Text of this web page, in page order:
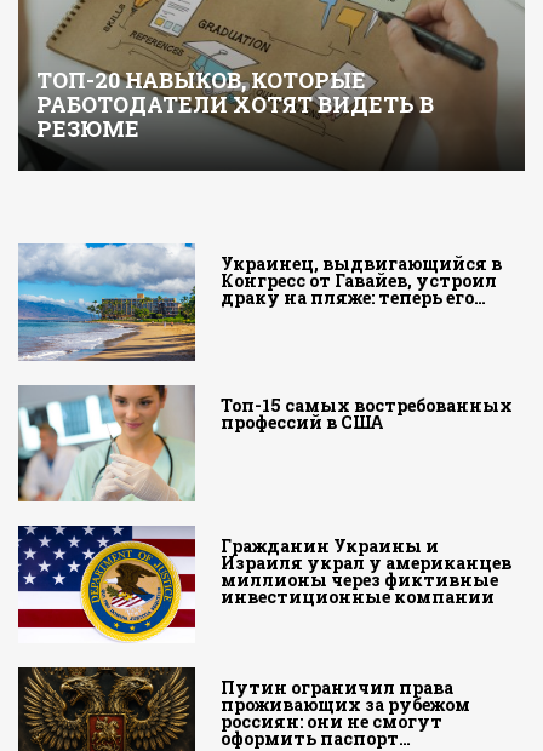
ТОП-20 НАВЫКОВ, КОТОРЫЕ
РАБОТОДАТЕЛИ ХОТЯТ ВИДЕТЬ В
РЕЗЮМЕ
Украинец, выдвигающийся в
Конгресс от Гавайев, устроил
драку на пляже: теперь его…
Топ-15 самых востребованных
профессий в США
Гражданин Украины и
Израиля украл у американцев
миллионы через фиктивные
инвестиционные компании
Путин ограничил права
проживающих за рубежом
россиян: они не смогут
оформить паспорт…